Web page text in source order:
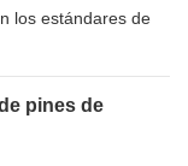
los estándares de
pines de